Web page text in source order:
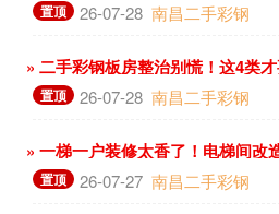
置顶 26-07-28 南昌二手彩钢
» 二手彩钢板房整治别慌！这4类
置顶 26-07-28 南昌二手彩钢
» 一梯一户装修太香了！电梯间改
置顶 26-07-27 南昌二手彩钢